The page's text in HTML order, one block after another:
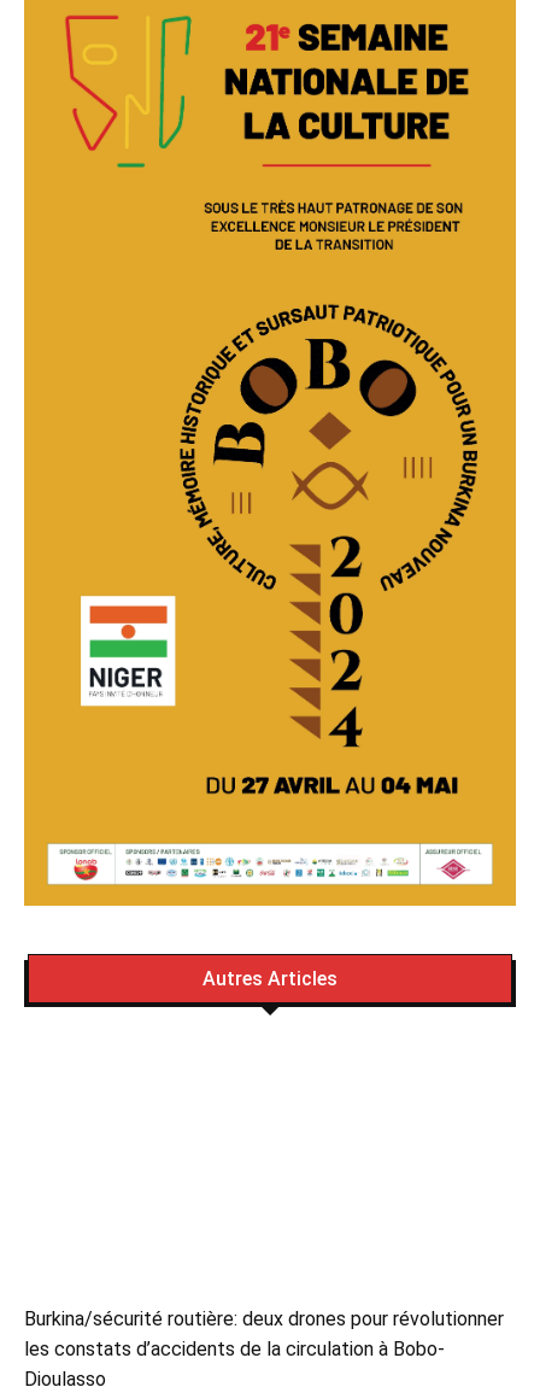
Autres Articles
Burkina/sécurité routière: deux drones pour révolutionner
les constats d’accidents de la circulation à Bobo-
Dioulasso